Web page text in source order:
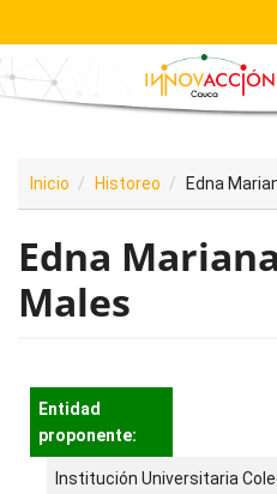
Pasar al contenido principal
Inicio Historeo Edna
Edna
Males
Entidad
proponente:
Institución Universitaria